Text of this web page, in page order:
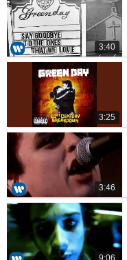
3:40
3:25
3:46
9:06